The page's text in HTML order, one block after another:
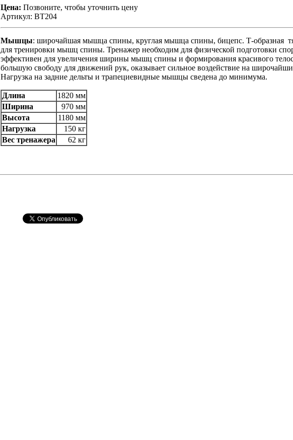
Цена: Позвоните, чтобы уточнить цену
Артикул: BT204
Мышцы: широчайшая мышца спины, круглая мышца спины, бицепс. Т-образная
для тренировки мышц спины. Тренажер необходим для физической подготовки
эффективен для увеличения ширины мышц спины и формирования красивого
большую свободу для движений рук, оказывает сильное воздействие на
Нагрузка на задние дельты и трапециевидные мышцы сведена до минимума.
Длина
1820 мм
Ширина
970 мм
Высота
1180 мм
Нагрузка
150 кг
Вес тренажера
62 кг